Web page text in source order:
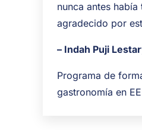
nunca antes había
agradecido por
– Indah Puji
Programa de
gastronomía en